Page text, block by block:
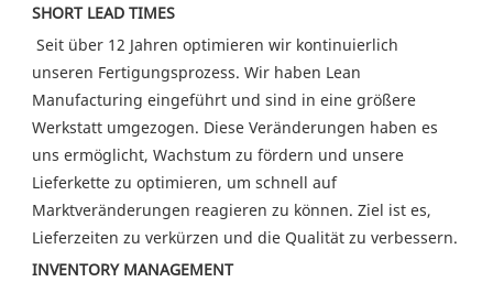
SHORT LEAD TIMES
unseren Fertigungsprozess. Wir haben Lean
Manufacturing eingeführt und sind in eine größere
Werkstatt umgezogen. Diese Veränderungen haben es
uns ermöglicht, Wachstum zu fördern und unsere
Lieferkette zu optimieren, um schnell auf
Marktveränderungen reagieren zu können. Ziel ist es,
INVENTORY MANAGEMENT